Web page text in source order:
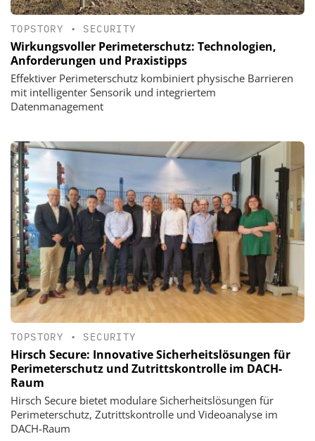
TOPSTORY • SECURITY
Wirkungsvoller Perimeterschutz: Technologien,
Anforderungen und Praxistipps
Effektiver Perimeterschutz kombiniert physische Barrieren
mit intelligenter Sensorik und integriertem
Datenmanagement
TOPSTORY • SECURITY
Hirsch Secure: Innovative Sicherheitslösungen für
Perimeterschutz und Zutrittskontrolle im DACH-
Raum
Hirsch Secure bietet modulare Sicherheitslösungen für
Perimeterschutz, Zutrittskontrolle und Videoanalyse im
DACH-Raum